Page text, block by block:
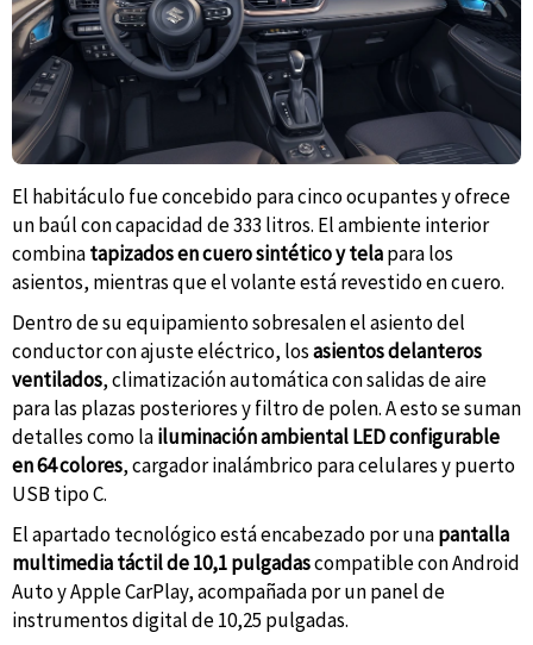
El habitáculo fue concebido para cinco ocupantes y ofrece
un baúl con capacidad de 333 litros. El ambiente interior
combinatapizados en cuero sintético y telapara los
asientos, mientras que el volante está revestido en cuero.
Dentro de su equipamiento sobresalen el asiento del
conductor con ajuste eléctrico, losasientos delanteros
ventilados, climatización automática con salidas de aire
para las plazas posteriores y filtro de polen. A esto se suman
detalles como lailuminación ambiental LED configurable
en 64 colores, cargador inalámbrico para celulares y puerto
USB tipo C.
El apartado tecnológico está encabezado por unapantalla
multimedia táctil de 10,1 pulgadascompatible con Android
Auto y Apple CarPlay, acompañada por un panel de
instrumentos digital de 10,25 pulgadas.